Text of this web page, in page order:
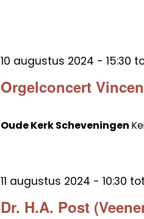
Orgelconcert
10 augustus 2024 - 15:30
Oude Kerk Scheveningen
Dr. H.A. Post
11 augustus 2024 - 10:30 tot